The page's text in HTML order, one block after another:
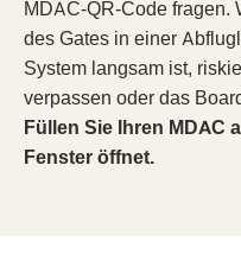
MDAC-QR-Code fragen.
des Gates in einer
System langsam ist,
verpassen oder das
Füllen Sie Ihren MDAC
Fenster öffnet.